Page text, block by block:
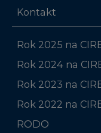
Kontakt
Rok 2025 na
Rok 2024 na
Rok 2023 na
Rok 2022 na
RODO